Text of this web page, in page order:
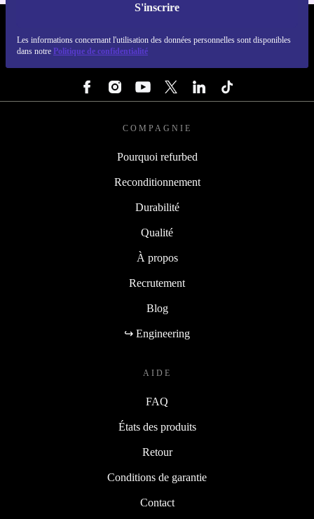
S'inscrire
Les informations concernant l'utilisation des données personnelles sont disponibles
dans notre Politique de confidentialité
COMPAGNIE
Pourquoi refurbed
Reconditionnement
Durabilité
Qualité
À propos
Recrutement
Blog
↪ Engineering
AIDE
FAQ
États des produits
Retour
Conditions de garantie
Contact